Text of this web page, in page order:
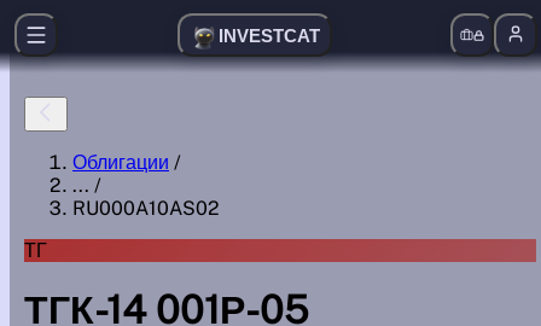
INVESTCAT
Облигации /
... /
RU000A10AS02
ТГ
ТГК-14 001Р-05